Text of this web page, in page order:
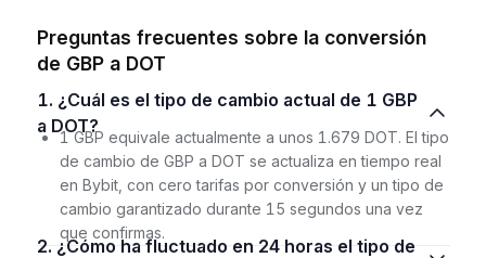
Preguntas frecuentes sobre la conversión
de GBP a DOT
1. ¿Cuál es el tipo de cambio actual de 1 GBP
a DOT?
1 GBP equivale actualmente a unos 1.679 DOT. El tipo
de cambio de GBP a DOT se actualiza en tiempo real
en Bybit, con cero tarifas por conversión y un tipo de
cambio garantizado durante 15 segundos una vez
que confirmas.
2. ¿Cómo ha fluctuado en 24 horas el tipo de